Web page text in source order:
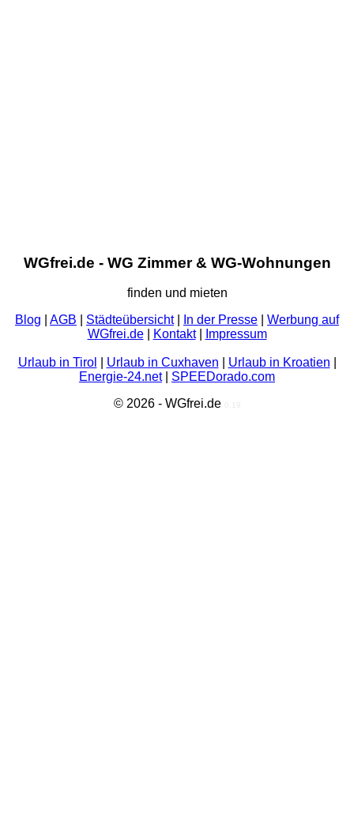
WGfrei.de - WG Zimmer & WG-Wohnungen
finden und mieten
Blog
AGB Städteübersicht| In der Presse
Werbung auf
WGfrei.de| Kontakt| Impressum
Urlaub in Tirol Urlaub in Cuxhaven Urlaub in Kroatien
Energie-24.net| SPEEDorado.com
© 2026 - WGfrei.de